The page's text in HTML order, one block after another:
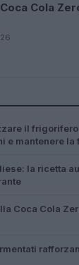
Cola
il
e mantenere la
la ricetta
Coca Cola